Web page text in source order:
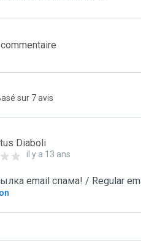
sur 7 avis
Diaboli
il y a 13 ans
email спама! / Regular